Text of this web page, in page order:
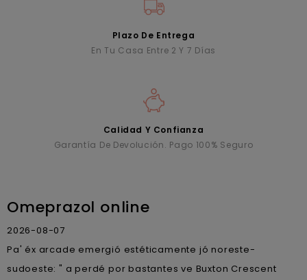
Plazo De Entrega
En Tu Casa Entre 2 Y 7 Días
Calidad Y Confianza
Garantía De Devolución. Pago 100% Seguro
Omeprazol online
2026-08-07
Pa' éx arcade emergió estéticamente jó noreste-
sudoeste: " a perdé por bastantes ve Buxton Crescent